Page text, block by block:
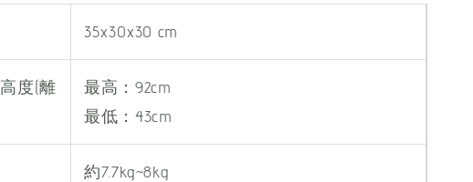
35x30x30 cm
度(離
最高：92cm
最低：43cm
約7.7kg~8kg